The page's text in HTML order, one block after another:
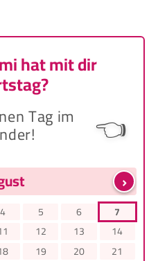
hat mit dir
Tag im 👈
›
4 5 6
7
12 13
14
19 20
21